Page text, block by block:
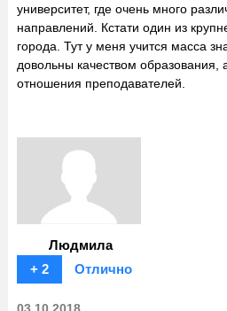
университет, где очень много
направлений. Кстати один из
города. Тут у меня учится масса
довольны качеством образования,
отношения преподавателей.
Людмила
+ 2
Отлично